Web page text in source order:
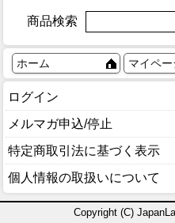
商品検索
ホーム マイペー
ログイン
メルマガ申込/停止
特定商取引法に基づく表示
個人情報の取扱いについて
Copyright (C)